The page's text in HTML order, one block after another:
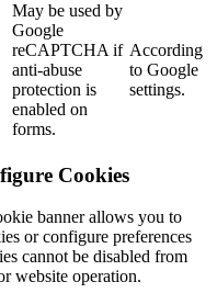
May be used by
Google
reCAPTCHA if
anti-abuse
protection is
enabled on
forms.
According
to Google
settings.
Cookies
banner allows you to
or configure preferences
cannot be disabled from
website operation.